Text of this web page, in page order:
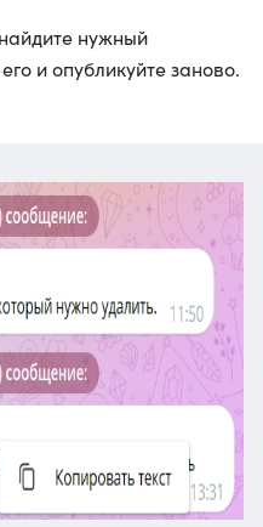
нужный
и опубликуйте заново.